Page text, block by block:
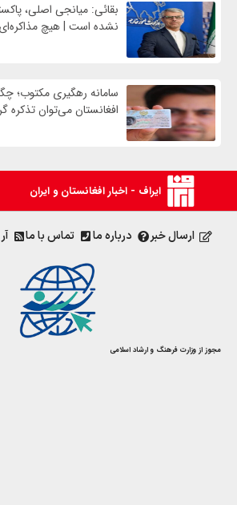
بقائی: میانجی اصلی،
نشده است | هیچ مذاکره‌ای
سامانه رهگیری مکتوب؛
افغانستان می‌توان تذکره
ایراف - اخبار افغانستان و ایران
ارسال خبر درباره ما تماس با ما
مجوز از وزارت فرهنگ و ارشاد اسلامی